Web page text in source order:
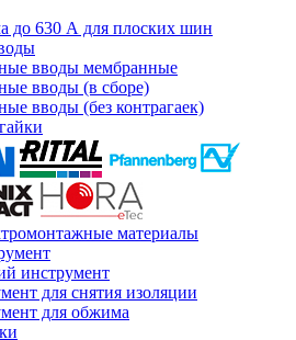
до 630 А для плоских шин
вводы мембранные
вводы (в сборе)
вводы (без контрагаек)
материалы
инструмент
для снятия изоляции
для обжима